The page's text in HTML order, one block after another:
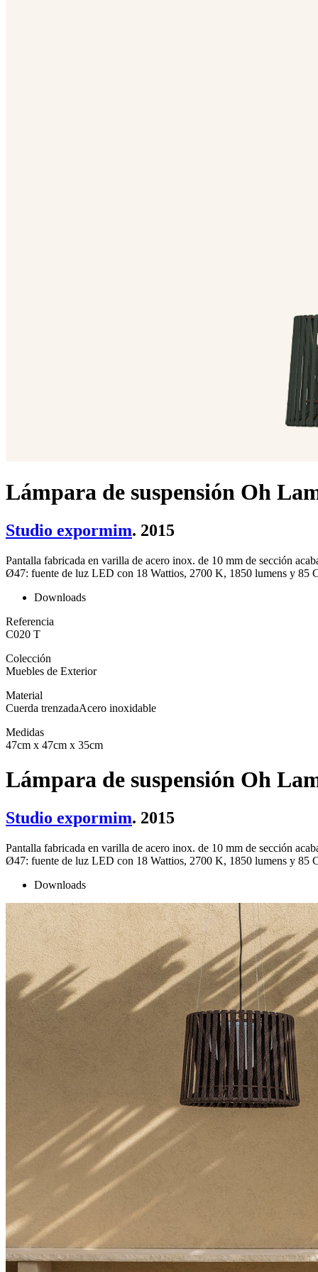
Lámpara de suspensión Oh
Studio expormim. 2015
Pantalla fabricada en varilla de acero inox. de 10 mm de sección
Ø47: fuente de luz LED con 18 Wattios, 2700 K, 1850 lumens y 85
Downloads
Referencia
C020 T
Colección
Muebles de Exterior
Material
Cuerda trenzadaAcero inoxidable
Medidas
47cm x 47cm x 35cm
Lámpara de suspensión Oh
Studio expormim. 2015
Pantalla fabricada en varilla de acero inox. de 10 mm de sección
Ø47: fuente de luz LED con 18 Wattios, 2700 K, 1850 lumens y 85
Downloads